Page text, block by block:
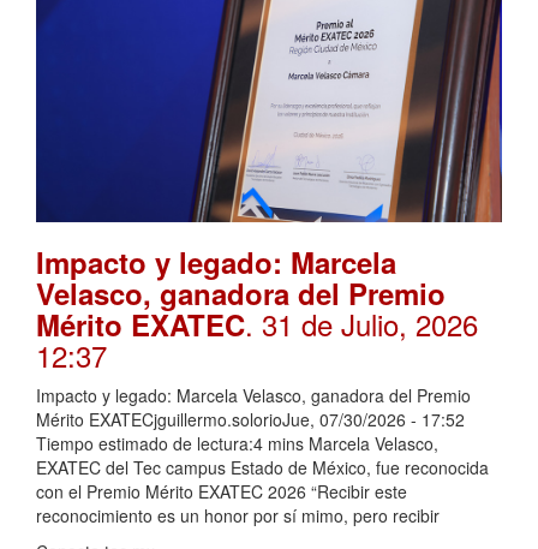
Impacto y legado: Marcela
Velasco, ganadora del Premio
Mérito EXATEC. 31 de Julio, 2026
12:37
Impacto y legado: Marcela Velasco, ganadora del Premio
Mérito EXATECjguillermo.solorioJue, 07/30/2026 - 17:52
Tiempo estimado de lectura:4 mins Marcela Velasco,
EXATEC del Tec campus Estado de México, fue reconocida
con el Premio Mérito EXATEC 2026 “Recibir este
reconocimiento es un honor por sí mimo, pero recibir